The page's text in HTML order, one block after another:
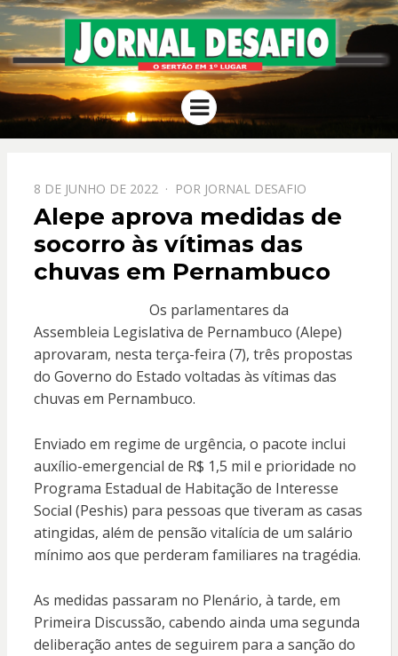
JORNAL
DESAFIO
O Sertão em 1º Lugar
Menu
PPOSTADO
EM
8 DE JUNHO DE 2022 POR JORNAL DESAFIO
Alepe aprova medidas de
socorro às vítimas das
chuvas em Pernambuco
Os parlamentares da
Assembleia Legislativa de Pernambuco (Alepe)
aprovaram, nesta terça-feira (7), três propostas
do Governo do Estado voltadas às vítimas das
chuvas em Pernambuco.
Enviado em regime de urgência, o pacote inclui
auxílio-emergencial de R$ 1,5 mil e prioridade no
Programa Estadual de Habitação de Interesse
Social (Peshis) para pessoas que tiveram as casas
atingidas, além de pensão vitalícia de um salário
mínimo aos que perderam familiares na tragédia.
As medidas passaram no Plenário, à tarde, em
Primeira Discussão, cabendo ainda uma segunda
deliberação antes de seguirem para a sanção do